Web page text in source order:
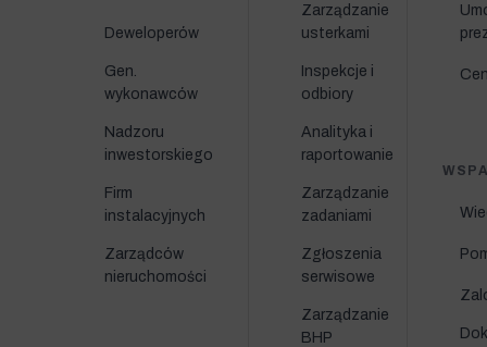
Deweloperów
Gen.
wykonawców
Nadzoru
inwestorskiego
Firm
instalacyjnych
Zarządców
nieruchomości
Zarządzanie
usterkami
Inspekcje i
odbiory
Analityka i
raportowanie
Zarządzanie
zadaniami
Zgłoszenia
serwisowe
Zarządzanie
BHP